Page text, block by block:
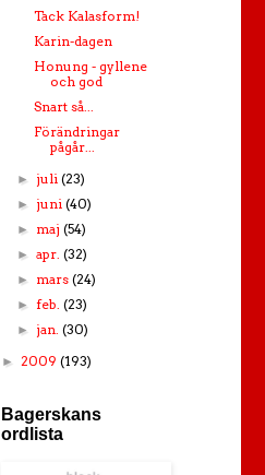
Tack Kalasform!
Karin-dagen
Honung - gyllene
och god
Snart så...
Förändringar
pågår...
► juli(23)
► juni(40)
► maj(54)
►apr.(32)
► mars(24)
►feb.(23)
► jan.(30)
► 2009 (193)
Bagerskans
ordlista